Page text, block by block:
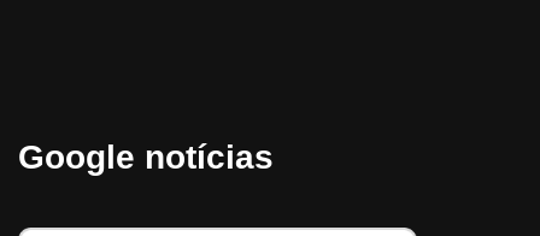
Google notícias